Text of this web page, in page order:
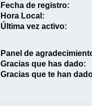
Fecha de registro:
Hora Local:
Última vez activo:
Panel de
Gracias que has dado:
Gracias que te han